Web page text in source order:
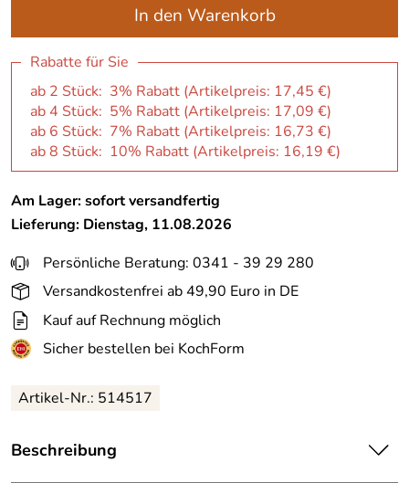
In den Warenkorb
Rabatte für Sie
ab 2 Stück: 3% Rabatt (Artikelpreis: 17,45 €)
ab 4 Stück: 5% Rabatt (Artikelpreis: 17,09 €)
ab 6 Stück: 7% Rabatt (Artikelpreis: 16,73 €)
ab 8 Stück: 10% Rabatt (Artikelpreis: 16,19 €)
Am Lager: sofort versandfertig
Lieferung: Dienstag, 11.08.2026
Persönliche Beratung: 0341 - 39 29 280
Versandkostenfrei ab 49,90 Euro in DE
Kauf auf Rechnung möglich
Sicher bestellen bei KochForm
Artikel-Nr.: 514517
Beschreibung